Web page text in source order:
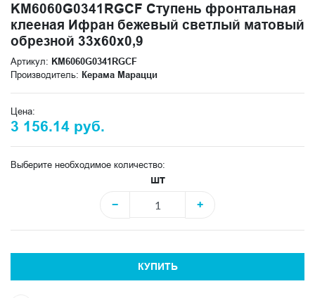
KM6060G0341RGCF Ступень фронтальная
клееная Ифран бежевый светлый матовый
обрезной 33x60x0,9
Артикул: KM6060G0341RGCF
Производитель: Керама Марацци
Цена:
3 156.14 руб.
Выберите необходимое количество:
шт
−
+
КУПИТЬ